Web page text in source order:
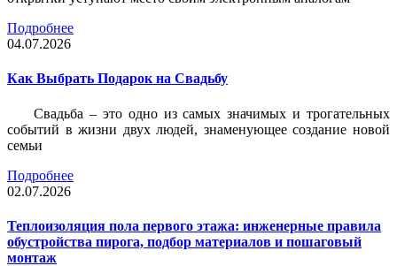
Подробнее
04.07.2026
Как Выбрать Подарок на Свадьбу
Свадьба – это одно из самых значимых и трогательных
событий в жизни двух людей, знаменующее создание новой
семьи
Подробнее
02.07.2026
Теплоизоляция пола первого этажа: инженерные правила
обустройства пирога, подбор материалов и пошаговый
монтаж